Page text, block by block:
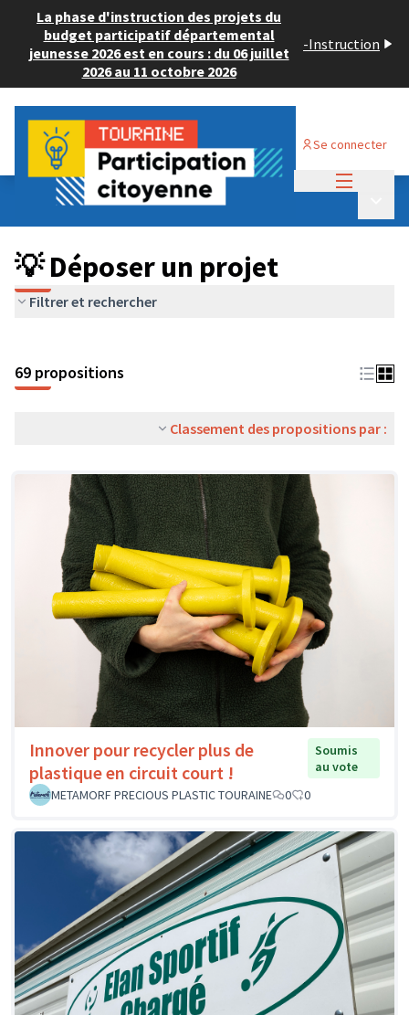
La phase d'instruction des projets du
budget participatif départemental
jeunesse 2026 est en cours : du 06 juillet
2026 au 11 octobre 2026
-Instruction
Se connecter
Budget Participatif ADULTE 2024
💡 Déposer un projet
💡 Déposer un projet
Filtrer et rechercher
69 propositions
Classement des propositions par :
Innover pour recycler plus de
plastique en circuit court !
Soumis
au vote
METAMORF PRECIOUS PLASTIC TOURAINE
0 0